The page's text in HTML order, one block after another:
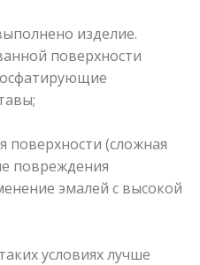
изделие.
поверхности
поверхности (сложная
повреждения
эмалей с высокой
условиях лучше